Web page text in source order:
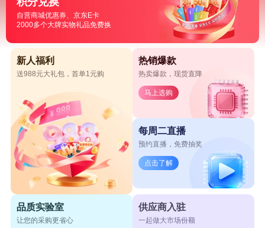
自营商城优惠券、京东E卡
2000多个大牌实物礼品免费换
新人福利
送988元大礼包，首单1元购
热销爆款
热卖爆款，现货直降
马上选购
每周二直播
预约直播，免费抽奖
点击了解
品质实验室
让您的采购更省心
供应商入驻
一起做大市场份额